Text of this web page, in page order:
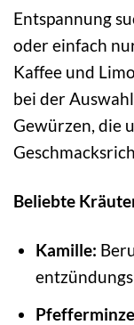
Entspannung
oder einfach
Kaffee und
bei der
Gewürzen, die
Beliebte
Kamille: